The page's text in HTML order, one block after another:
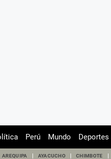
Perú Mundo Deportes
AREQUIPA AYACUCHO CHIMBOTE